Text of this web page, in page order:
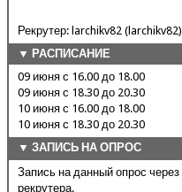
Рекрутер: larchikv82 (larchikv82)
▼ РАСПИСАНИЕ
09 июня с 16.00 до 18.00
09 июня с 18.30 до 20.30
10 июня с 16.00 до 18.00
10 июня с 18.30 до 20.30
▼ ЗАПИСЬ НА ОПРОС
Запись на данный опрос
рекрутера.